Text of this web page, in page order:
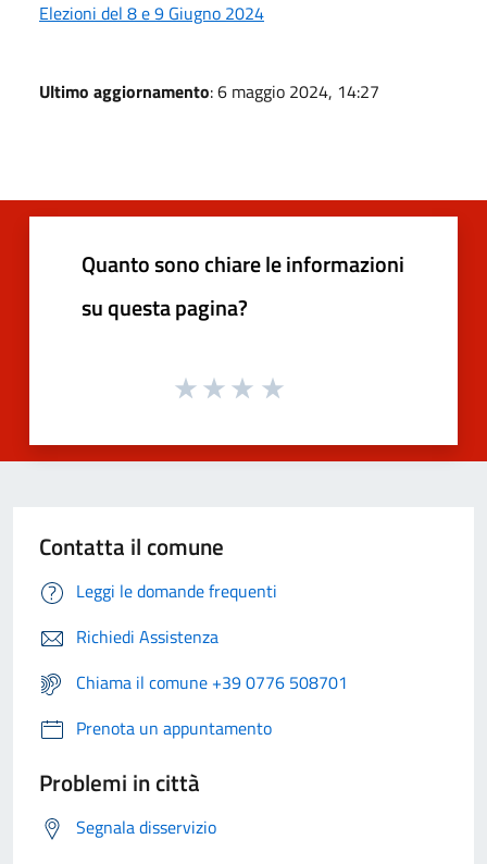
Elezioni del 8 e 9 Giugno 2024
Ultimo aggiornamento: 6 maggio 2024, 14:27
Quanto sono chiare le informazioni
su questa pagina?
Contatta il comune
Leggi le domande frequenti
Richiedi Assistenza
Chiama il comune +39 0776 508701
Prenota un appuntamento
Problemi in città
Segnala disservizio